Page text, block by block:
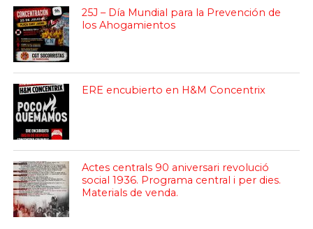
25J – Día Mundial para la Prevención de
los Ahogamientos
ERE encubierto en H&M Concentrix
Actes centrals 90 aniversari revolució
social 1936. Programa central i per dies.
Materials de venda.